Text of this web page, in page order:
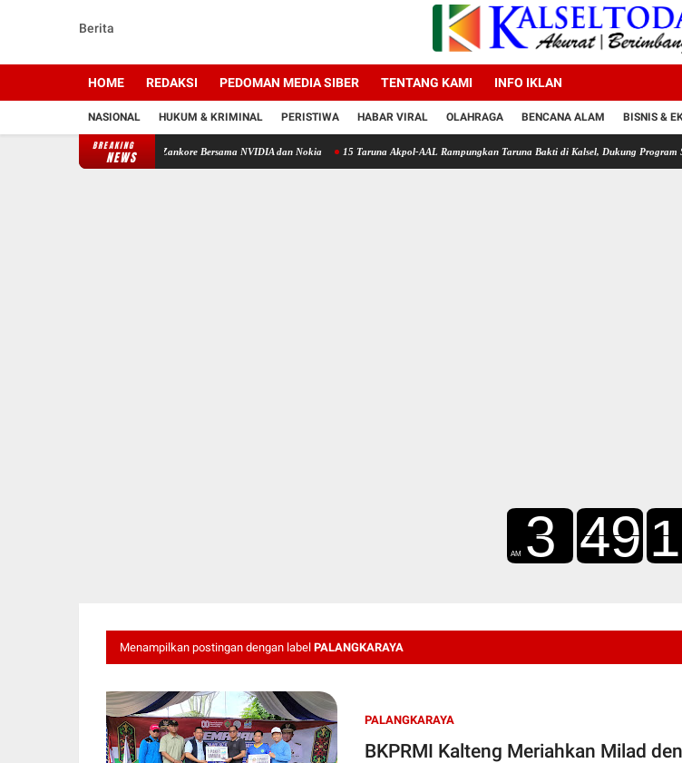
Berita
HOME REDAKSI PEDOMAN MEDIA SIBER TENTANG KAMI INFO IKLAN
NASIONAL HUKUM & KRIMINAL PERISTIWA HABAR VIRAL OLAHRAGA BENCANA ALAM BISNIS &
BREAKING
NEWS
Indosat Luncurkan Zankore Bersama NVIDIA dan Nokia 15 Taruna Akpol-AAL Rampungkan Taruna Bakti di Kalsel, Dukung Program Sekolah
Menampilkan postingan dengan label PALANGKARAYA
PALANGKARAYA
BKPRMI Kalteng Meriahkan Milad